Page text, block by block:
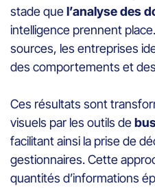
stade quel’analyse des
intelligence prennent
sources, les entreprises
des comportements et
Ces résultats sont
visuels par les outils de
facilitant ainsi la prise de
gestionnaires. Cette
quantités d’informations